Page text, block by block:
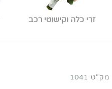
זרי כלה וקישוטי רכב
מק"ט 1041